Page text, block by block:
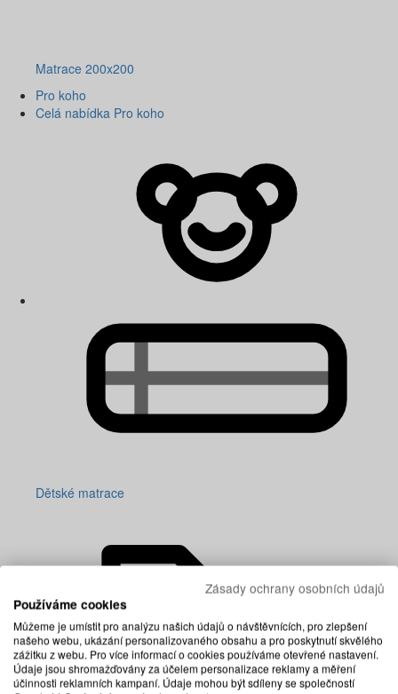
Matrace 200x200
Pro koho
Celá nabídka Pro koho
Dětské matrace
Zásady ochrany osobních údajů
Používáme cookies
Můžeme je umístit pro analýzu našich údajů o návštěvnících, pro zlepšení
našeho webu, ukázání personalizovaného obsahu a pro poskytnutí skvělého
zážitku z webu. Pro více informací o cookies používáme otevřené nastavení.
Údaje jsou shromažďovány za účelem personalizace reklamy a měření
účinnosti reklamních kampaní. Údaje mohou být sdíleny se společností